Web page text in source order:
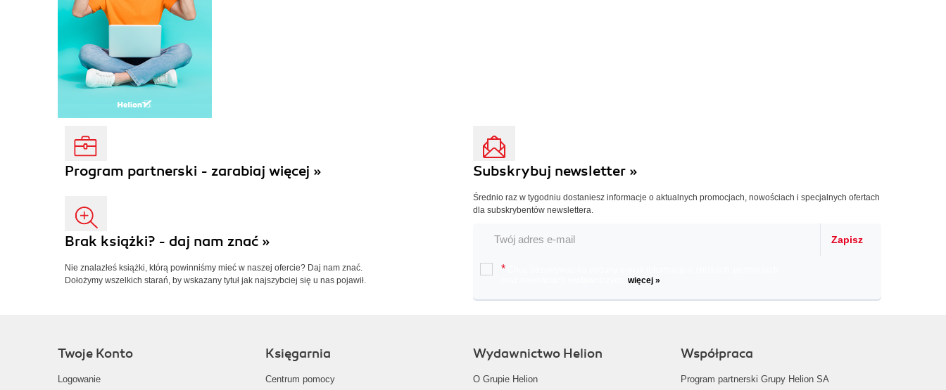
Program partnerski - zarabiaj więcej »
Brak książki? - daj nam znać »
Nie znalazłeś książki, którą powinniśmy mieć w naszej ofercie? Daj nam znać.
Dołożymy wszelkich starań, by wskazany tytuł jak najszybciej się u nas pojawił.
Subskrybuj newsletter »
Średnio raz w tygodniu dostaniesz informacje o aktualnych promocjach, nowościach i specjalnych ofertach
dla subskrybentów newslettera.
Zapisz
*
więcej »
Twoje Konto
Logowanie
Księgarnia
Centrum pomocy
Wydawnictwo Helion
O Grupie Helion
Współpraca
Program partnerski Grupy Helion SA